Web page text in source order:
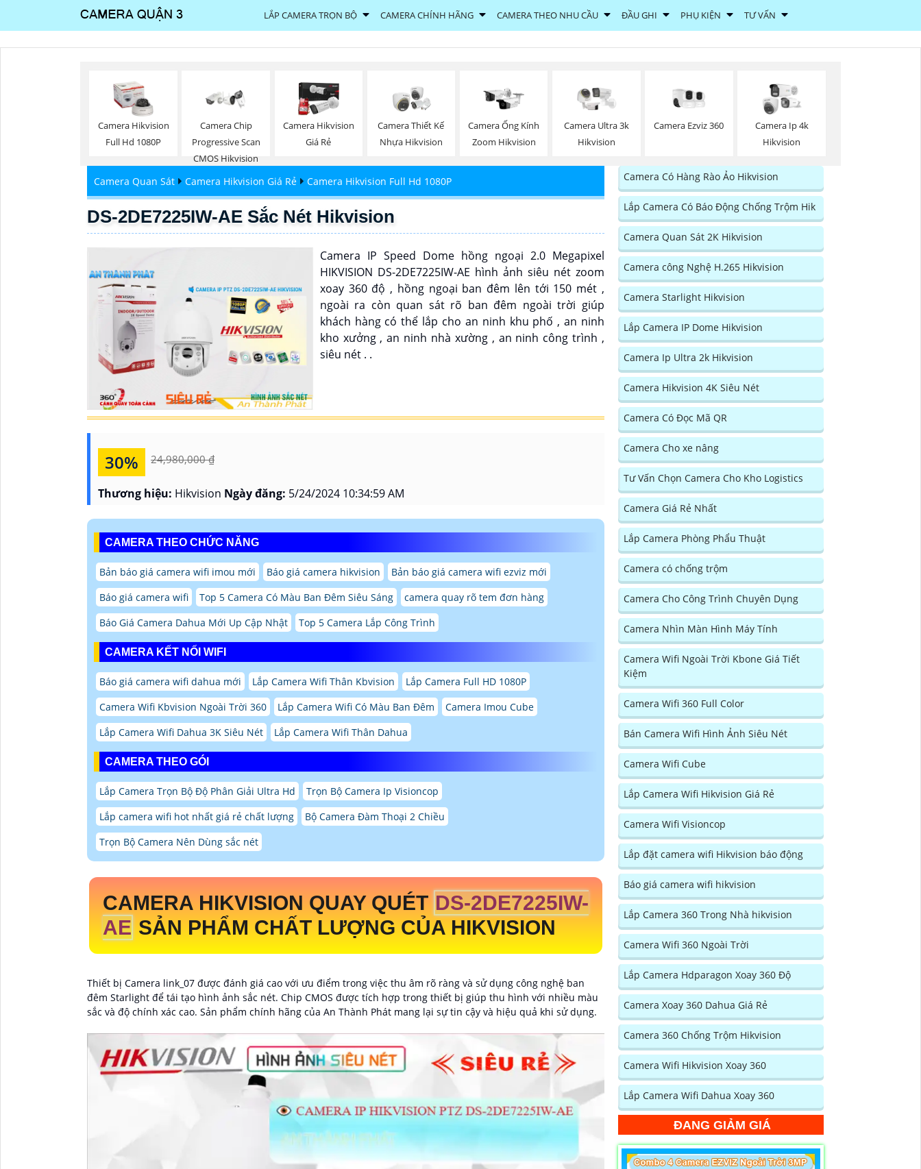
LẮP CAMERA TRỌN BỘ CAMERA CHÍNH HÃNG CAMERA THEO NHU CẦU ĐẦU GHI PHỤ KIỆN TƯ VẤN
Camera Hikvision
Full Hd 1080P
Camera Chip
Progressive Scan
CMOS Hikvision
Camera Hikvision
Giá Rẻ
Camera Thiết Kế
Nhựa Hikvision
Camera Ống Kính
Zoom Hikvision
Camera Ultra 3k
Hikvision
Camera Ezviz 360
Camera Ip 4k
Hikvision
Camera Quan Sát Camera Hikvision Giá Rẻ Camera Hikvision Full Hd 1080P
DS-2DE7225IW-AE Sắc Nét Hikvision
Camera IP Speed Dome hồng ngoại 2.0 Megapixel
HIKVISION DS-2DE7225IW-AE hình ảnh siêu nét zoom
xoay 360 độ , hồng ngoại ban đêm lên tới 150 mét ,
ngoài ra còn quan sát rõ ban đêm ngoài trời giúp
khách hàng có thể lắp cho an ninh khu phố , an ninh
kho xưởng , an ninh nhà xường , an ninh công trình ,
siêu nét . .
30% 24,980,000 ₫
Thương hiệu: Hikvision Ngày đăng: 5/24/2024 10:34:59 AM
CAMERA THEO CHỨC NĂNG
Bản báo giá camera wifi imou mới Báo giá camera hikvision
Bản báo giá camera wifi ezviz mới
Báo giá camera wifi
Top 5 Camera Có Màu Ban Đêm Siêu Sáng
camera quay rõ tem đơn hàng
Báo Giá Camera Dahua Mới Up Cập Nhật
Top 5 Camera Lắp Công Trình
CAMERA KẾT NỐI WIFI
Báo giá camera wifi dahua mới Lắp Camera Wifi Thân Kbvision
Lắp Camera Full HD 1080P
Camera Wifi Kbvision Ngoài Trời 360
Lắp Camera Wifi Có Màu Ban Đêm
Camera Imou Cube
Lắp Camera Wifi Dahua 3K Siêu Nét
Lắp Camera Wifi Thân Dahua
CAMERA THEO GÓI
Lắp Camera Trọn Bộ Độ Phân Giải Ultra Hd
Trọn Bộ Camera Ip Visioncop
Lắp camera wifi hot nhất giá rẻ chất lượng
Bộ Camera Đàm Thoại 2 Chiều
Trọn Bộ Camera Nên Dùng sắc nét
CAMERA HIKVISION QUAY QUÉT DS-2DE7225IW-
AE SẢN PHẨM CHẤT LƯỢNG CỦA HIKVISION
Thiết bị Camera link_07 được đánh giá cao với ưu điểm trong việc thu âm rõ ràng và sử dụng công nghệ ban
đêm Starlight để tái tạo hình ảnh sắc nét. Chip CMOS được tích hợp trong thiết bị giúp thu hình với nhiều màu
sắc và độ chính xác cao. Sản phẩm chính hãng của An Thành Phát mang lại sự tin cậy và hiệu quả khi sử dụng.
Camera Có Hàng Rào Ảo Hikvision
Lắp Camera Có Báo Động Chống Trộm Hik
Camera Quan Sát 2K Hikvision
Camera công Nghệ H.265 Hikvision
Camera Starlight Hikvision
Lắp Camera IP Dome Hikvision
Camera Ip Ultra 2k Hikvision
Camera Hikvision 4K Siêu Nét
Camera Có Đọc Mã QR
Camera Cho xe nâng
Tư Vấn Chọn Camera Cho Kho Logistics
Camera Giá Rẻ Nhất
Lắp Camera Phòng Phẩu Thuật
Camera có chống trộm
Camera Cho Công Trình Chuyên Dụng
Camera Nhìn Màn Hình Máy Tính
Camera Wifi Ngoài Trời Kbone Giá Tiết
Kiệm
Camera Wifi 360 Full Color
Bán Camera Wifi Hình Ảnh Siêu Nét
Camera Wifi Cube
Lắp Camera Wifi Hikvision Giá Rẻ
Camera Wifi Visioncop
Lắp đặt camera wifi Hikvision báo động
Báo giá camera wifi hikvision
Lắp Camera 360 Trong Nhà hikvision
Camera Wifi 360 Ngoài Trời
Lắp Camera Hdparagon Xoay 360 Độ
Camera Xoay 360 Dahua Giá Rẻ
Camera 360 Chống Trộm Hikvision
Camera Wifi Hikvision Xoay 360
Lắp Camera Wifi Dahua Xoay 360
ĐANG GIẢM GIÁ